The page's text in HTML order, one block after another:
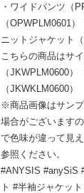
・ワイドパンツ（
（OPWPLM0601
ニットジャケット
こちらの商品はサ
（JKWPLM0600
（JKWKLM0600）
※商品画像はサン
場合がございます
で色味が違って見
参照ください。
#ANYSIS #anySiS
ト #半袖ジャケッ